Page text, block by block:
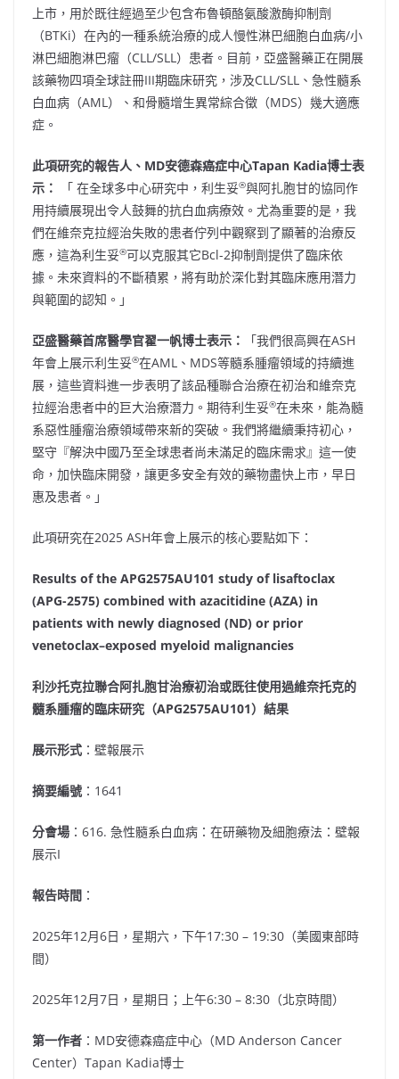
上市，用於既往經過至少包含布魯頓酪氨酸激酶抑制劑
（BTKi）在內的一種系統治療的成人慢性淋巴細胞白血病/小
淋巴細胞淋巴瘤（CLL/SLL）患者。目前，亞盛醫藥正在開展
該藥物四項全球註冊III期臨床研究，涉及CLL/SLL、急性髓系
白血病（AML）、和骨髓增生異常綜合徵（MDS）幾大適應
症。
此項研究的報告人、 MD安德森癌症中心Tapan Kadia博士表
示：
「 在全球多中心研究中，利生妥®與阿扎胞甘的協同作
用持續展現出令人鼓舞的抗白血病療效。尤為重要的是，我
們在維奈克拉經治失敗的患者佇列中觀察到了顯著的治療反
應，這為利生妥®可以克服其它Bcl-2抑制劑提供了臨床依
據。未來資料的不斷積累，將有助於深化對其臨床應用潛力
與範圍的認知。」
亞盛醫藥首席醫學官翟一帆博士表示：
「我們很高興在ASH
年會上展示利生妥®在AML、MDS等髓系腫瘤領域的持續進
展，這些資料進一步表明了該品種聯合治療在初治和維奈克
拉經治患者中的巨大治療潛力。期待利生妥®在未來，能為髓
系惡性腫瘤治療領域帶來新的突破。我們將繼續秉持初心，
堅守『解決中國乃至全球患者尚未滿足的臨床需求』這一使
命，加快臨床開發，讓更多安全有效的藥物盡快上市，早日
惠及患者。」
此項研究在2025 ASH年會上展示的核心要點如下：
Results of the APG2575AU101 study of lisaftoclax
(APG-2575) combined with azacitidine (AZA) in
patients with newly diagnosed (ND) or prior
venetoclax–exposed myeloid malignancies
利沙托克拉聯合阿扎胞甘治療初治或既往使用過維奈托克的
髓系腫瘤的臨床研究（APG2575AU101）結果
展示形式 ：壁報展示
摘要編號 ：1641
分會場 ：616. 急性髓系白血病：在研藥物及細胞療法：壁報
展示I
報告時間 ：
2025年12月6日，星期六，下午17:30 – 19:30（美國東部時
間）
2025年12月7日，星期日；上午6:30 – 8:30（北京時間）
第一作者 ：MD安德森癌症中心（MD Anderson Cancer
Center）Tapan Kadia博士